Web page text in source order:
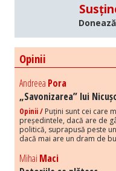
Opinii
Andreea Pora
„Savonizarea” lui
Opinii / Puțini sunt cei care
președintele, dacă are de
politică, suprapusă peste
dacă mai are un dram de
Mihai Maci